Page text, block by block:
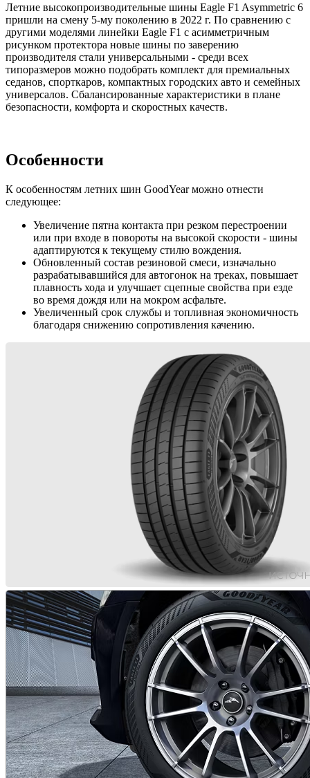
Летние высокопроизводительные шины Eagle F1 Asymmetric 6
пришли на смену 5-му поколению в 2022 г. По сравнению с
другими моделями линейки Eagle F1 с асимметричным
рисунком протектора новые шины по заверению
производителя стали универсальными - среди всех
типоразмеров можно подобрать комплект для премиальных
седанов, спорткаров, компактных городских авто и семейных
универсалов. Сбалансированные характеристики в плане
безопасности, комфорта и скоростных качеств.
Особенности
К особенностям летних шин GoodYear можно отнести
следующее:
Увеличение пятна контакта при резком перестроении
или при входе в повороты на высокой скорости - шины
адаптируются к текущему стилю вождения.
Обновленный состав резиновой смеси, изначально
разрабатывавшийся для автогонок на треках, повышает
плавность хода и улучшает сцепные свойства при езде
во время дождя или на мокром асфальте.
Увеличенный срок службы и топливная экономичность
благодаря снижению сопротивления качению.